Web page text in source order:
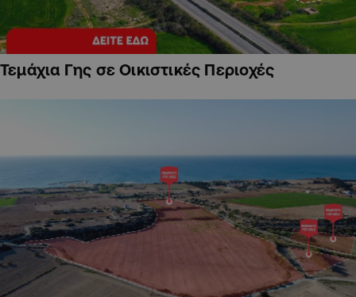
Τεμάχια Γης σε Οικιστικές Περιοχές